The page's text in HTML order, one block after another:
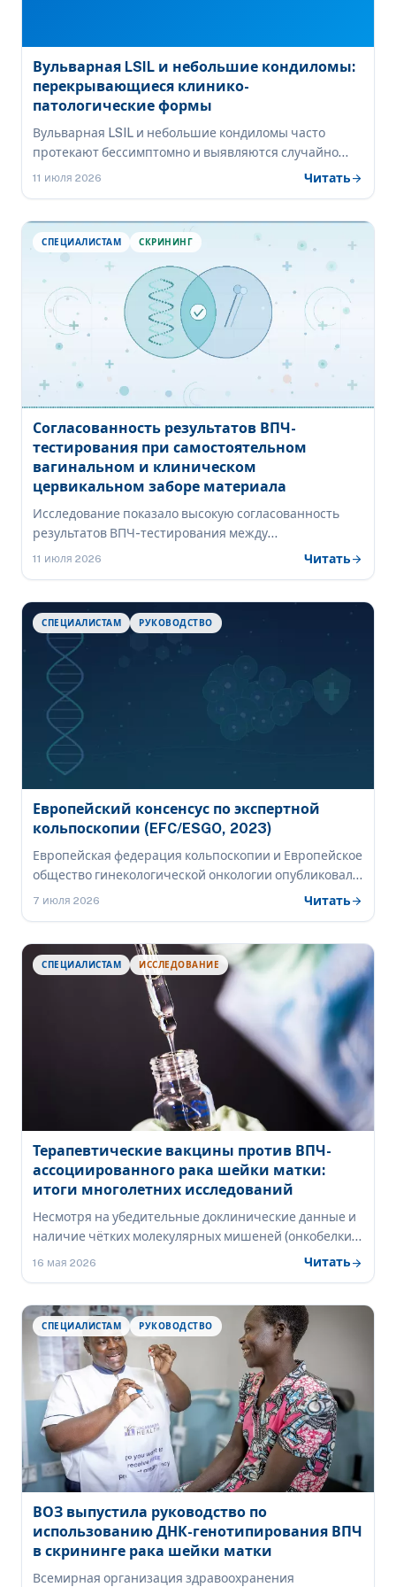
Вульварная LSIL и небольшие кондиломы:
перекрывающиеся клинико-
патологические формы
Вульварная LSIL и небольшие кондиломы часто
протекают бессимптомно и выявляются случайно
при обследовании по поводу других заболеваний.
отличают LSIL от кондиломы.
11 июля 2026 Читатьarrow_forward
СПЕЦИАЛИСТАМ СКРИНИНГ
Согласованность результатов ВПЧ-
тестирования при самостоятельном
вагинальном и клиническом
цервикальном заборе материала
Исследование показало высокую согласованность
результатов ВПЧ-тестирования между
самостоятельно собранными вагинальными и
практичного варианта расширения доступа к
скринингу рака шейки матки.
11 июля 2026 Читатьarrow_forward
СПЕЦИАЛИСТАМ РУКОВОДСТВО
Европейский консенсус по экспертной
кольпоскопии (EFC/ESGO, 2023)
Европейская федерация кольпоскопии и Европейское
общество гинекологической онкологии опубликовали
рекомендации по экспертной кольпоскопии — для
аномалии, персистенция ВПЧ ВР, зона
трансформации 3-го типа, иммуносупрессия и
вспомогательные технологии.
7 июля 2026 Читатьarrow_forward
СПЕЦИАЛИСТАМ ИССЛЕДОВАНИЕ
Терапевтические вакцины против ВПЧ-
ассоциированного рака шейки матки:
итоги многолетних исследований
Несмотря на убедительные доклинические данные и
наличие чётких молекулярных мишеней (онкобелки
E6 и E7 ВПЧ), терапевтические вакцины для лечения
одобрения для клинического применения. Однако
комбинации вакцин с ингибиторами контрольных
точек иммунитета открывают новые перспективы.
16 мая 2026 Читатьarrow_forward
СПЕЦИАЛИСТАМ РУКОВОДСТВО
ВОЗ выпустила руководство по
использованию ДНК-генотипирования ВПЧ
в скрининге рака шейки матки
Всемирная организация здравоохранения